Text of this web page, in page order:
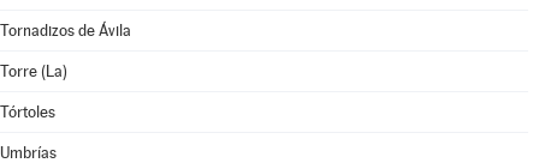
Tornadizos de Ávila
Torre (La)
Tórtoles
Umbrías